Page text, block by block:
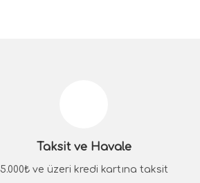
Taksit ve Havale
5.000₺ ve üzeri kredi kartına taksit